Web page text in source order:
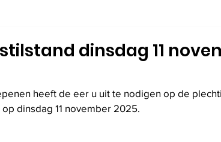
dinsdag 11
heeft de eer u uit te nodigen op de
dinsdag 11 november 2025.